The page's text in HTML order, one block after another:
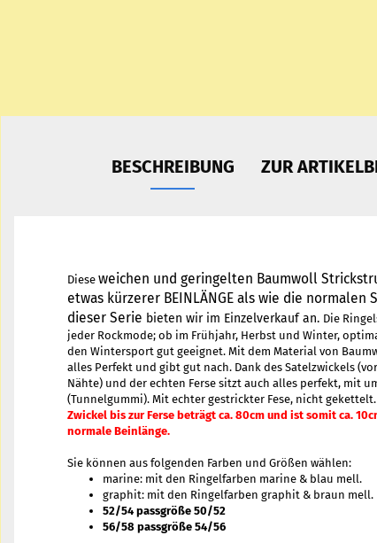
BESCHREIBUNG ZUR
Dieseweichen und geringelten Baumwoll
etwas kürzerer BEINLÄNGE als wie die normalen
dieser Serie bieten wir im Einzelverkauf an. Die
jeder Rockmode; ob im Frühjahr, Herbst und Winter,
den Wintersport gut geeignet. Mit dem Material von
alles Perfekt und gibt gut nach. Dank des Satelzwickels
Nähte) und der echten Ferse sitzt auch alles perfekt, mit
(Tunnelgummi). Mit echter gestrickter Fese, nicht
Zwickel bis zur Ferse beträgt ca. 80cm und ist somit ca.
normale Beinlänge.
Sie können aus folgenden Farben und Größen wählen:
marine: mit den Ringelfarben marine & blau mell.
graphit: mit den Ringelfarben graphit & braun mell.
52/54 passgröße 50/52
56/58 passgröße 54/56